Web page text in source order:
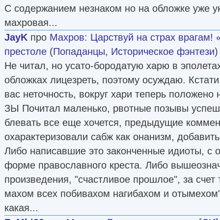
С содержанием незнаком но на обложке уже
махровая...
JayK про Махров: Царствуй на страх врагам!
престоле (Попаданцы, Историческое фэнтези)
Не читал, но усато-бородатую харю в
обложках лицезреть, поэтому осуждаю.
вас неточность, вокруг хари теперь
ЗЫ Почитал маленько, рвотные позывы
блевать все еще хочется, предыдущие
охарактеризовали сабж как онанизм,
Либо написавшие это законченные идиоты, с
форме православного креста. Либо
произведения, "счастливое прошлое", за
махом всех побивахом нагибахом и
какая...